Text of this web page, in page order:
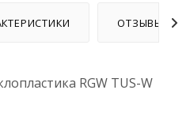
ОТЗЫВЫ
RGW TUS-W